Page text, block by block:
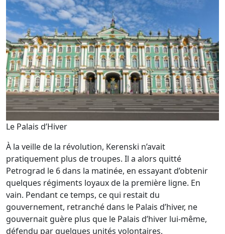
Le Palais d’Hiver
À la veille de la révolution, Kerenski n’avait
pratiquement plus de troupes. Il a alors quitté
Petrograd le 6 dans la matinée, en essayant d’obtenir
quelques régiments loyaux de la première ligne. En
vain. Pendant ce temps, ce qui restait du
gouvernement, retranché dans le Palais d’hiver, ne
gouvernait guère plus que le Palais d’hiver lui-même,
défendu par quelques unités volontaires,